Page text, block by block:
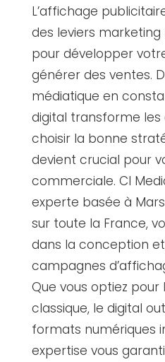
L’affichage
des leviers
pour développer
générer des ventes.
médiatique en
digital transforme les
choisir la bonne
devient crucial pour
commerciale. CI
experte basée à
sur toute la France,
dans la conception
campagnes
Que vous optiez pour
classique, le digital
formats numériques
expertise vous